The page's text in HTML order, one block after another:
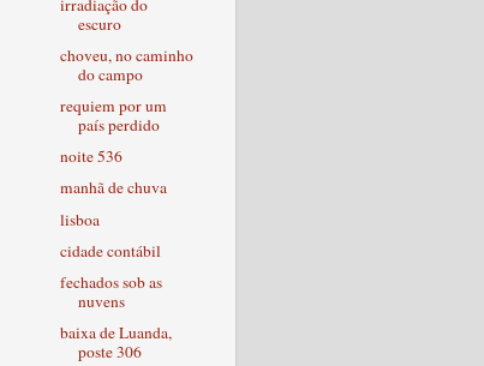
irradiação do
escuro
choveu, no caminho
do campo
requiem por um
país perdido
noite 536
manhã de chuva
lisboa
cidade contábil
fechados sob as
nuvens
baixa de Luanda,
poste 306